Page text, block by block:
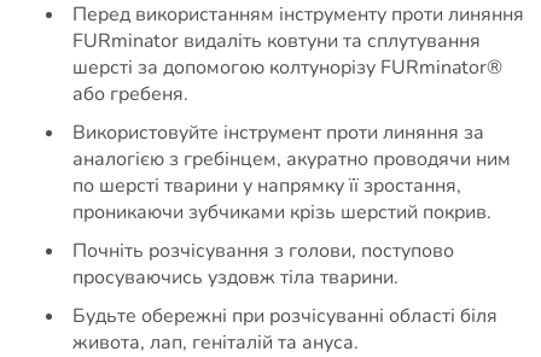
Перед використанням інструменту проти линяння
FURminator видаліть ковтуни та сплутування
шерсті за допомогою колтунорізу FURminator®
або гребеня.
Використовуйте інструмент проти линяння за
аналогією з гребінцем, акуратно проводячи ним
по шерсті тварини у напрямку її зростання,
проникаючи зубчиками крізь шерстий покрив.
Почніть розчісування з голови, поступово
просуваючись уздовж тіла тварини.
Будьте обережні при розчісуванні області біля
живота, лап, геніталій та ануса.